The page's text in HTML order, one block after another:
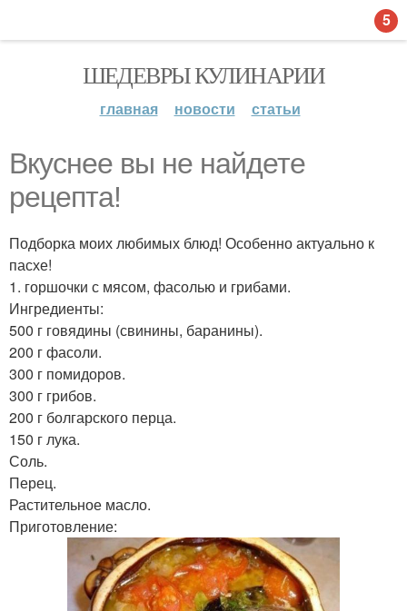
ШЕДЕВРЫ КУЛИНАРИИ
главная новости статьи
Вкуснее вы не найдете
рецепта!
Подборка моих любимых блюд! Особенно актуально к
пасхе!
1. горшочки с мясом, фасолью и грибами.
Ингредиенты:
500 г говядины (свинины, баранины).
200 г фасоли.
300 г помидоров.
300 г грибов.
200 г болгарского перца.
150 г лука.
Соль.
Перец.
Растительное масло.
Приготовление:
5